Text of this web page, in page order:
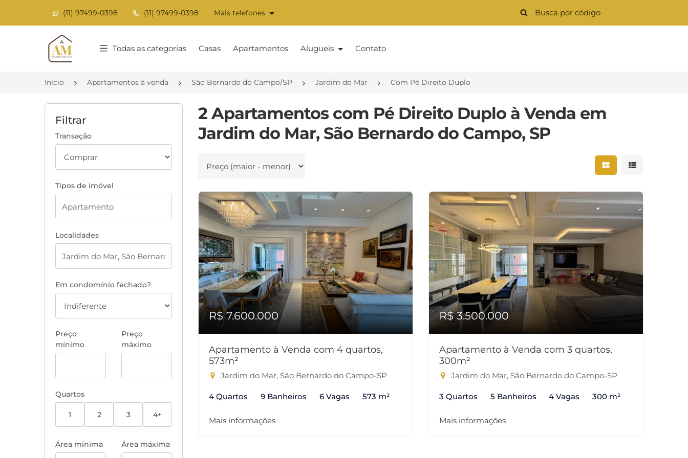
(11) 97499-0398 (11) 97499-0398 Mais telefones
Página inicial
Todas as categorias Casas Apartamentos Alugueis Contato
Início Apartamentos à venda São Bernardo do Campo/SP Jardim do Mar Com Pé Direito Duplo
Filtrar
Transação
Tipos de imóvel
Localidades
Em condomínio fechado?
Preço
mínimo
Preço
máximo
Quartos
1 2 3 4+
Área mínima Área máxima
2 Apartamentos com Pé Direito Duplo à Venda em
Jardim do Mar, São Bernardo do Campo, SP
Ordenar por Mostrar resultados
Mostrar
R$ 7.600.000
Apartamento à Venda com 4 quartos,
573m²
Jardim do Mar, São Bernardo do Campo-SP
4 Quartos 9 Banheiros 6 Vagas 573 m²
Mais informações
R$ 3.500.000
Apartamento à Venda com 3 quartos,
300m²
Jardim do Mar, São Bernardo do Campo-SP
3 Quartos 5 Banheiros 4 Vagas 300 m²
Mais informações